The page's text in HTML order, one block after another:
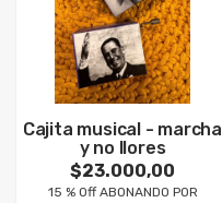
Cajita musical - marcha
y no llores
$23.000,00
15 % Off ABONANDO POR